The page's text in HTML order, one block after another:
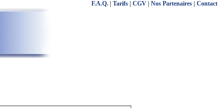
F.A.Q. Tarifs CGV Nos Partenaires Contact